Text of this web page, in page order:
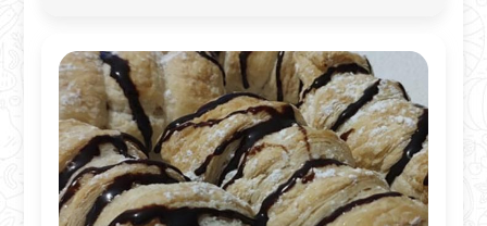
чаепития. Каждая корзинка - это
сочетание хрустящей текстуры и
мягкости крема, дополненное ароматом и
свежестью ягод.